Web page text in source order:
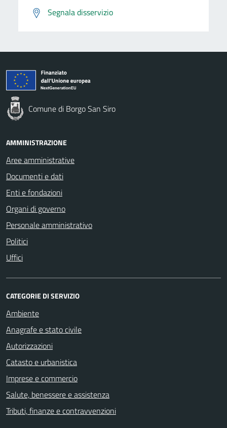
Segnala disservizio
Comune di Borgo San Siro
AMMINISTRAZIONE
Aree amministrative
Documenti e dati
Enti e fondazioni
Organi di governo
Personale amministrativo
Politici
Uffici
CATEGORIE DI SERVIZIO
Ambiente
Anagrafe e stato civile
Autorizzazioni
Catasto e urbanistica
Imprese e commercio
Salute, benessere e assistenza
Tributi, finanze e contravvenzioni